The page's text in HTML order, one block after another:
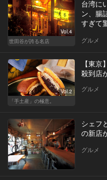
Vol.4
世田谷が誇る名店
台湾に
ン、腸
すぎて
グルメ
Vol.2
「手土産」の極意。
【東
殺到店
グルメ
シェフ
の新店
グルメ